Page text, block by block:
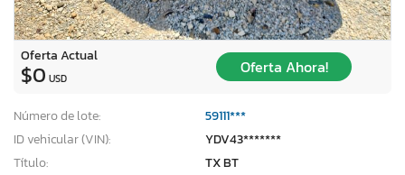
Oferta Actual
$0 USD
Oferta Ahora!
Número de lote:
59111***
ID vehicular (VIN):
YDV43*******
Título:
TX BT